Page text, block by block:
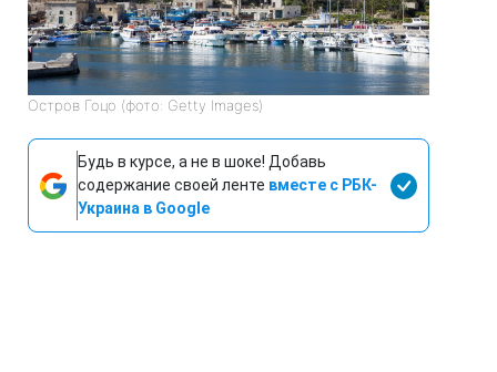
Остров Гоцо (фото: Getty Images)
Будь в курсе, а не в шоке! Добавь
содержание своей ленте вместе с РБК-
Украина в Google